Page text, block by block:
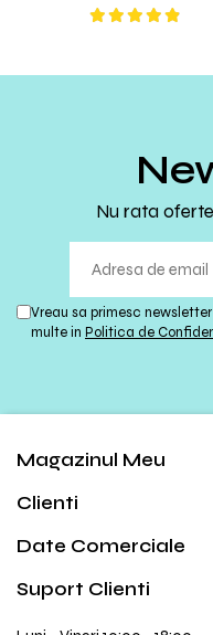
Nu rata
Vreau sa primesc
multe in Politica de
Magazinul Meu
Clienti
Date Comerciale
Suport Clienti